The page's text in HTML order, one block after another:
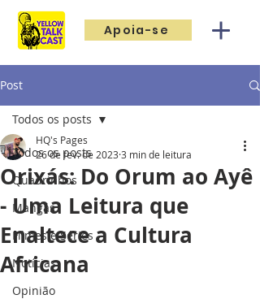
Apoia-se
Post
Todos os posts
Quadrinhos
Mangás
Filmes e Séries
Notícias
Opinião
Todos os posts
Orixás: Do Orum ao Ayê
- Uma Leitura que
Enaltece a Cultura
Africana
HQ's Pages
26 de fev. de 2023 3 min de leitura